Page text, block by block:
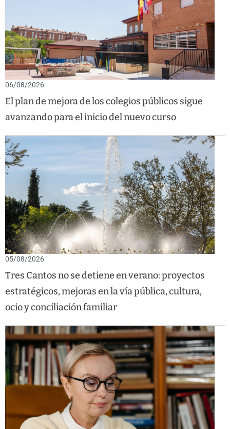
06/08/2026
El plan de mejora de los colegios públicos sigue
avanzando para el inicio del nuevo curso
05/08/2026
Tres Cantos no se detiene en verano: proyectos
estratégicos, mejoras en la vía pública, cultura,
ocio y conciliación familiar